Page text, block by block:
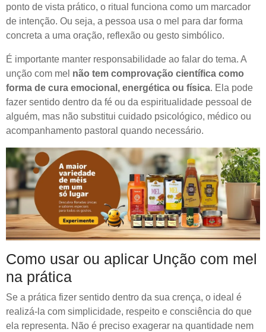
ponto de vista prático, o ritual funciona como um marcador
de intenção. Ou seja, a pessoa usa o mel para dar forma
concreta a uma oração, reflexão ou gesto simbólico.
É importante manter responsabilidade ao falar do tema. A
unção com mel não tem comprovação científica como
forma de cura emocional, energética ou física. Ela pode
fazer sentido dentro da fé ou da espiritualidade pessoal de
alguém, mas não substitui cuidado psicológico, médico ou
acompanhamento pastoral quando necessário.
Como usar ou aplicar Unção com mel
na prática
Se a prática fizer sentido dentro da sua crença, o ideal é
realizá-la com simplicidade, respeito e consciência do que
ela representa. Não é preciso exagerar na quantidade nem